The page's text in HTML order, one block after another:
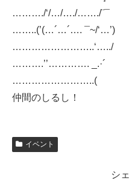
………./‘/…/…./……./¨¯
……..(’(…´…´…. ¯~/‘…’)
……………………..‘…../
……….’’…………. _.·´
……………………..(
仲間のしるし！
イベント
シ